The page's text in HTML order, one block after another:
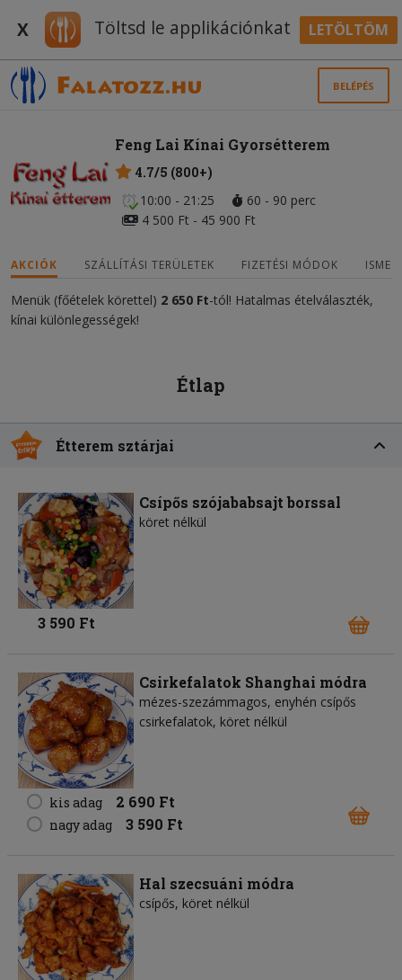
X Töltsd le applikációnkat LETÖLTÖM
BELÉPÉS
Feng Lai Kínai Gyorsétterem
4.7/5 (800+)
10:00 - 21:25
60 - 90 perc
4 500 Ft - 45 900 Ft
AKCIÓK SZÁLLÍTÁSI TERÜLETEK FIZETÉSI MÓDOK
Menük (főételek körettel) 2 650 Ft-tól! Hatalmas ételválaszték,
kínai különlegességek!
Étlap
Étterem sztárjai
Csípős szójababsajt borssal
köret nélkül
3 590 Ft
Csirkefalatok Shanghai módra
mézes-szezámmagos, enyhén csípős
csirkefalatok, köret nélkül
kis adag 2 690 Ft
nagy adag 3 590 Ft
Hal szecsuáni módra
csípős, köret nélkül